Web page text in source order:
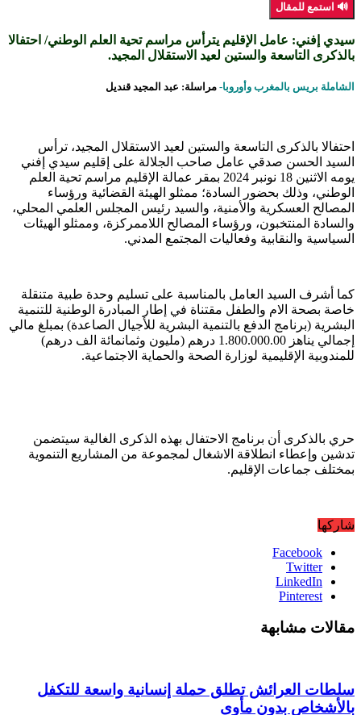
🔊 استمع للمقال
سيدي إفني: عامل الإقليم يترأس مراسم تحية العلم الوطني/ احتفالا
بالذكرى التاسعة والستين لعيد الاستقلال المجيد.
الشاملة بريس بالمغرب وأوروبا- مراسلة: عبد المجيد قنديل
احتفالا بالذكرى التاسعة والستين لعيد الاستقلال المجيد، ترأس
السيد الحسن صدقي عامل صاحب الجلالة على إقليم سيدي إفني
يومه الاثنين 18 نونبر 2024 بمقر عمالة الإقليم مراسم تحية العلم
الوطني، وذلك بحضور السادة؛ ممثلو الهيئة القضائية ورؤساء
المصالح العسكرية والأمنية، والسيد رئيس المجلس العلمي المحلي،
والسادة المنتخبون، ورؤساء المصالح اللاممركزة، وممثلو الهيئات
السياسية والنقابية وفعاليات المجتمع المدني.
كما أشرف السيد العامل بالمناسبة على تسليم وحدة طبية متنقلة
خاصة بصحة الام والطفل مقتناة في إطار المبادرة الوطنية للتنمية
البشرية (برنامج الدفع بالتنمية البشرية للأجيال الصاعدة) بمبلغ مالي
إجمالي يناهز 1.800.000.00 درهم (مليون وثمانمائة الف درهم)
للمندوبية الإقليمية لوزارة الصحة والحماية الاجتماعية.
حري بالذكرى أن برنامج الاحتفال بهذه الذكرى الغالية سيتضمن
تدشين وإعطاء انطلاقة الاشغال لمجموعة من المشاريع التنموية
بمختلف جماعات الإقليم.
شاركها
Facebook
Twitter
LinkedIn
Pinterest
مقالات مشابهة
سلطات العرائش تطلق حملة إنسانية واسعة للتكفل
بالأشخاص بدون مأوى